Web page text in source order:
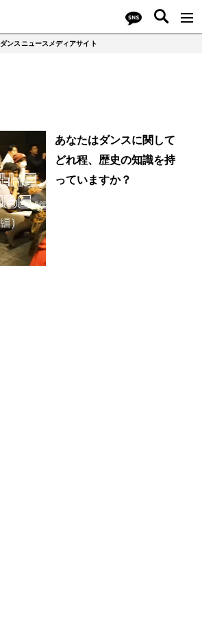
ダンスニュースメディアサイト
あなたはダンスに関して
どれ程、歴史の知識を持
っていますか？